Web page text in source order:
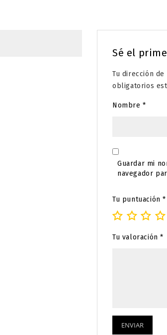
Sé el
Tu dirección
obligatorios
Nombre*
Guardar mi
navegador
Tu puntuación*
Tu valoración*